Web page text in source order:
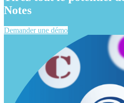
Notes
Demander une démo